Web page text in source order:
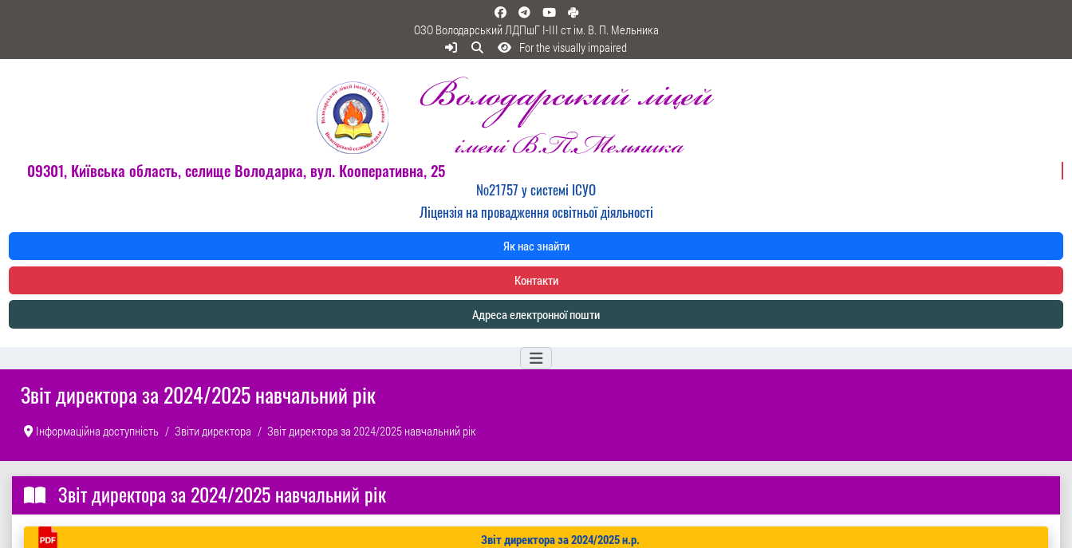
ОЗО Володарський ЛДПшГ I-III ст ім. В. П. Мельника
For the visually impaired
09301, Київська область, селище Володарка, вул. Кооперативна, 25
№21757 у системі ІСУО
Ліцензія на провадження освітньої діяльності
Як нас знайти
Контакти
Адреса електронної пошти
Звіт директора за 2024/2025 навчальний рік
Інформаційна доступність Звіти директора Звіт директора за 2024/2025 навчальний рік
Звіт директора за 2024/2025 навчальний рік
Звіт директора за 2024/2025 н.р.